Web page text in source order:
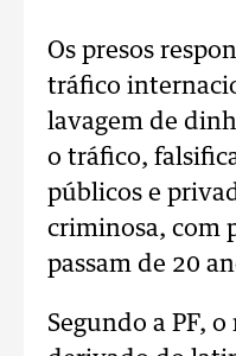
Os presos
tráfico
lavagem de
o tráfico,
públicos e
criminosa, com
passam de 20
Segundo a PF,